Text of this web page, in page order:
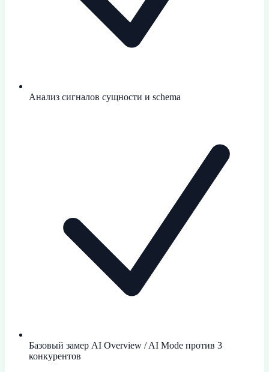
Анализ сигналов сущности и schema
Базовый замер AI Overview / AI Mode против 3
конкурентов